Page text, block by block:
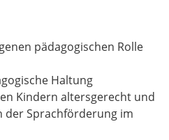
pädagogischen Rolle
Haltung
Kindern altersgerecht und
der Sprachförderung im